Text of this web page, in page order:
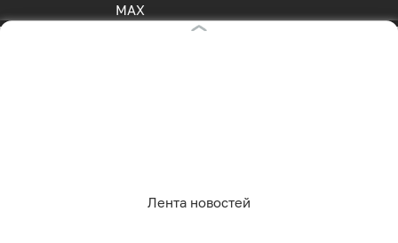
Лента новостей
MAX
Одноклассники